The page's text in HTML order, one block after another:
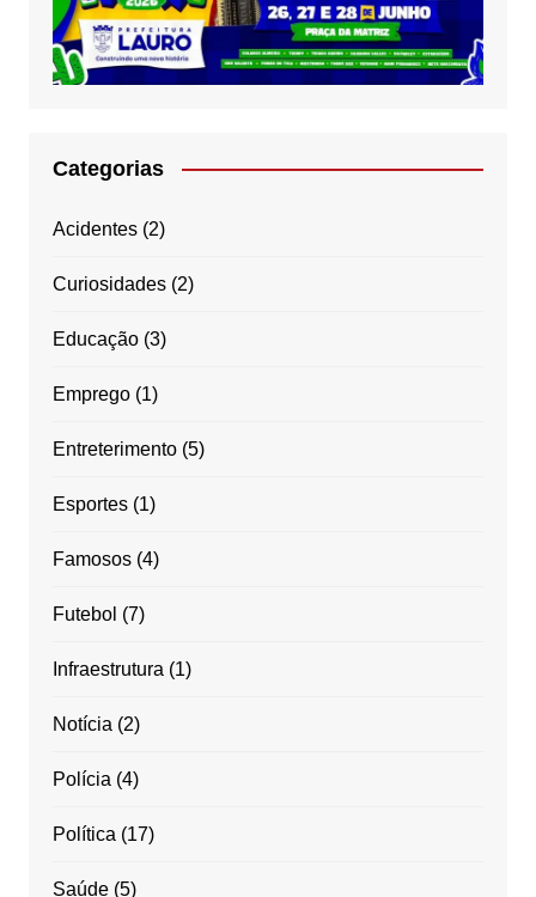
Categorias
Acidentes(2)
Curiosidades(2)
Educação(3)
Emprego(1)
Entreterimento(5)
Esportes(1)
Famosos(4)
Futebol (7)
Infraestrutura (1)
Notícia (2)
Polícia (4)
Política (17)
Saúde(5)